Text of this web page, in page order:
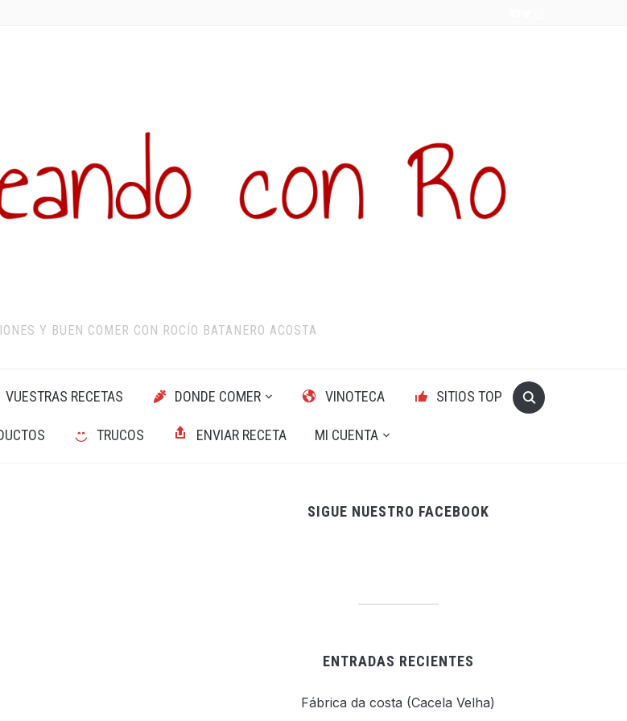
Y BUEN COMER CON ROCÍO BATANERO ACOSTA
VUESTRAS RECETAS DONDE COMER VINOTECA SITIOS TOP
TRUCOS ENVIAR RECETA MI CUENTA
SIGUE NUESTRO FACEBOOK
ENTRADAS RECIENTES
Fábrica da costa (Cacela Velha)